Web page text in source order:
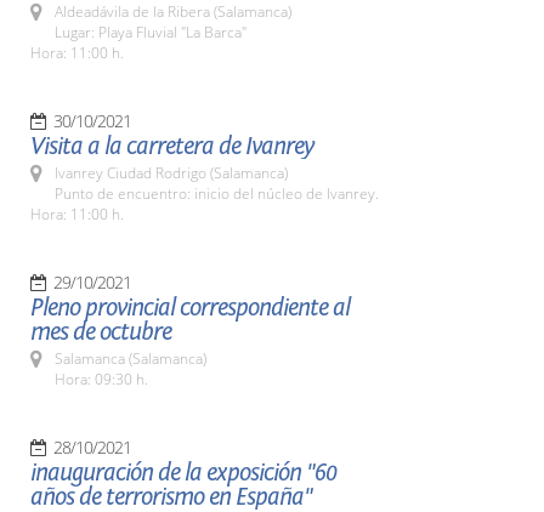
Aldeadávila de la Ribera (Salamanca)
Lugar: Playa Fluvial "La Barca"
Hora: 11:00 h.
30/10/2021
Visita a la carretera de Ivanrey
Ivanrey Ciudad Rodrigo (Salamanca)
Punto de encuentro: inicio del núcleo de Ivanrey.
Hora: 11:00 h.
29/10/2021
Pleno provincial correspondiente al
mes de octubre
Salamanca (Salamanca)
Hora: 09:30 h.
28/10/2021
inauguración de la exposición "60
años de terrorismo en España"